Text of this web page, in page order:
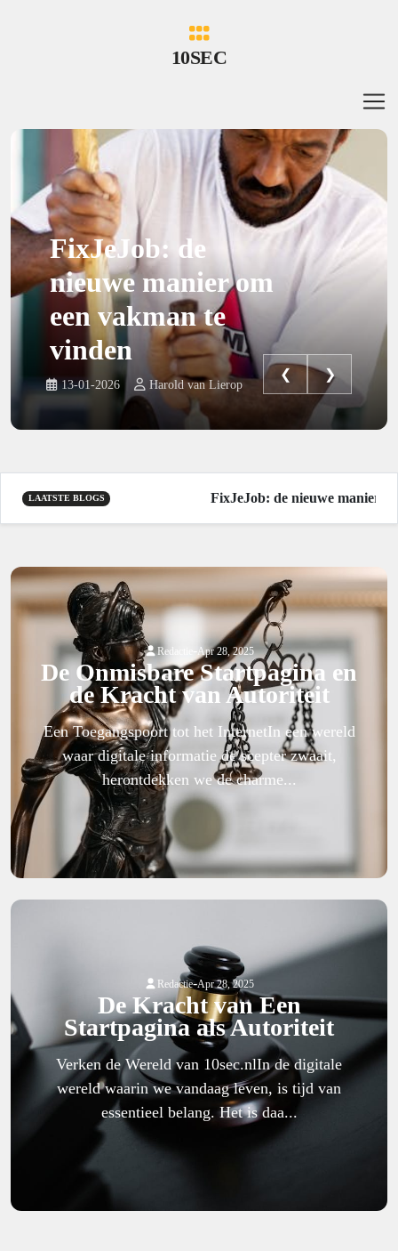
10SEC
FixJeJob: de
nieuwe manier om
een vakman te
vinden
13-01-2026 Harold van Lierop
❮ ❯
LAATSTE BLOGS FixJeJob: de nieuwe manier om
Redactie - Apr 28, 2025
De Onmisbare Startpagina en
de Kracht van Autoriteit
Een Toegangspoort tot het InternetIn een wereld
waar digitale informatie de scepter zwaait,
herontdekken we de charme...
Redactie-Apr 28, 2025
De Kracht van Een
Startpagina als Autoriteit
Verken de Wereld van 10sec.nlIn de digitale
wereld waarin we vandaag leven, is tijd van
essentieel belang. Het is daa...